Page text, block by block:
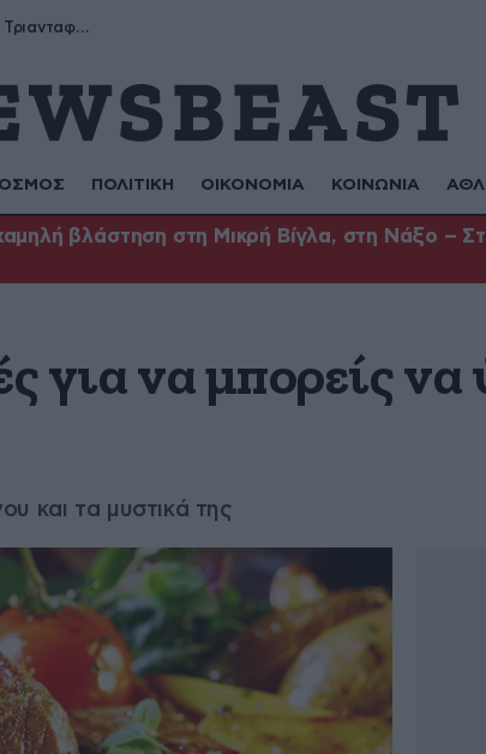
Μύρων, Τριαντάφυλλος, Τριανταφυλλιά, Φυλλιώ, Ρόζα
ΠΟΛΙΤΙΚΗ ΟΙΚΟΝΟΜΙΑ ΚΟΙΝΩΝΙΑ
βλάστηση στη Μικρή Βίγλα, στη Νάξο –
για να μπορείς να
και τα μυστικά της